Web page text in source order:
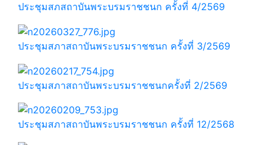
ประชุมสภสถาบันพระบรมราชชนก ครั้งที่ 4/2569
ประชุมสภาสถาบันพระบรมราชชนก ครั้งที่ 3/2569
ประชุมสภาสถาบันพระบรมราชชนกครั้งที่ 2/2569
ประชุมสภาสถาบันพระบรมราชชนก ครั้งที่ 12/2568